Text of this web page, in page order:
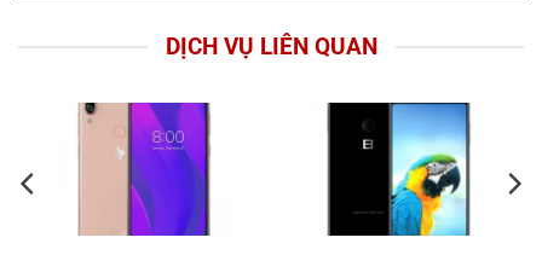
DỊCH VỤ LIÊN QUAN